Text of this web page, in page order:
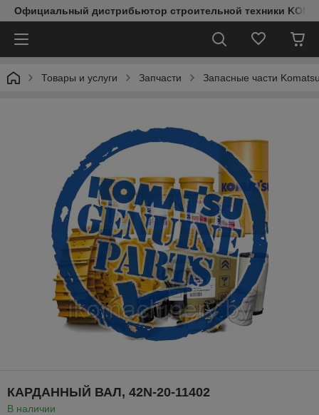
Официальный дистрибьютор строительной техники
Товары и услуги Запчасти Запасные части
КАРДАННЫЙ ВАЛ, 42N-20-11402
В наличии